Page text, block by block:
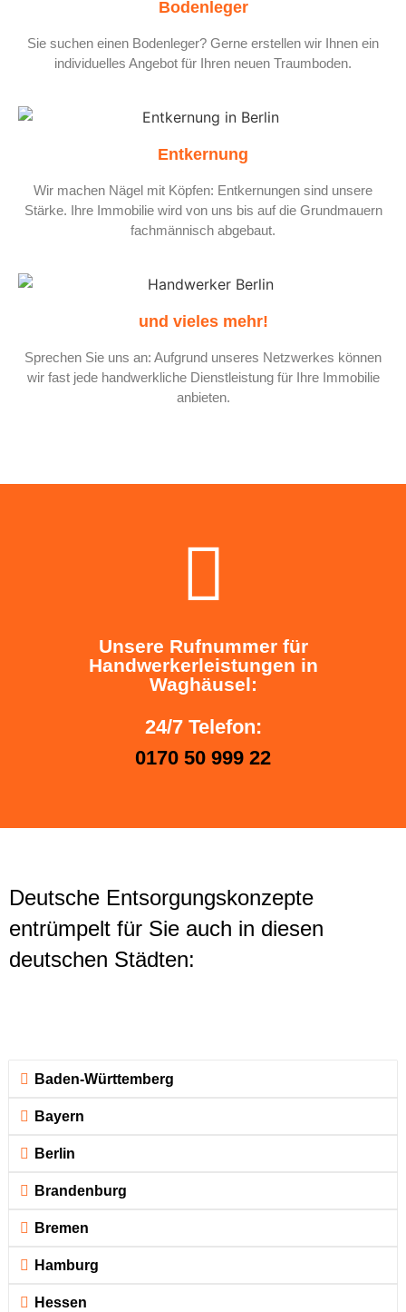
Bodenleger
Sie suchen einen Bodenleger? Gerne erstellen wir Ihnen ein
individuelles Angebot für Ihren neuen Traumboden.
Entkernung
Wir machen Nägel mit Köpfen: Entkernungen sind unsere
Stärke. Ihre Immobilie wird von uns bis auf die Grundmauern
fachmännisch abgebaut.
und vieles mehr!
Sprechen Sie uns an: Aufgrund unseres Netzwerkes können
wir fast jede handwerkliche Dienstleistung für Ihre Immobilie
anbieten.
Unsere Rufnummer für
Handwerkerleistungen in
Waghäusel:
24/7 Telefon:
0170 50 999 22
Deutsche Entsorgungskonzepte
entrümpelt für Sie auch in diesen
deutschen Städten:
Baden-Württemberg
Bayern
Berlin
Brandenburg
Bremen
Hamburg
Hessen